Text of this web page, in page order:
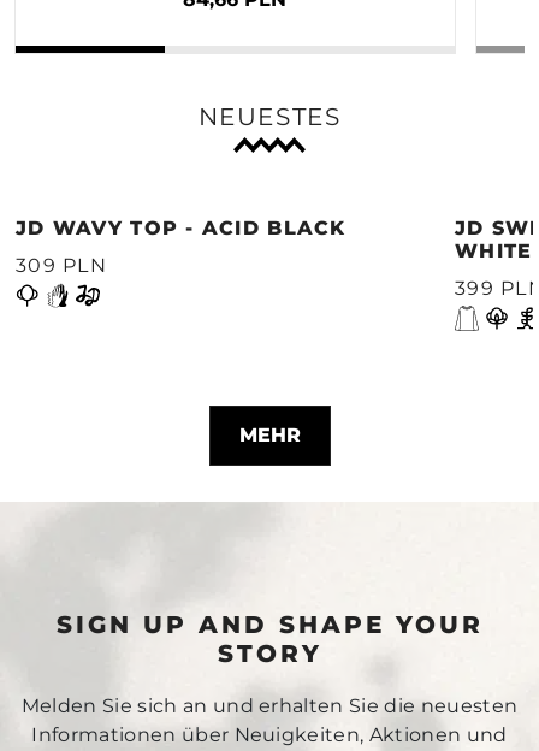
NEUESTES
JD WAVY TOP - ACID BLACK
309 PLN
JD
WHITE
399
MEHR
SIGN UP AND SHAPE YOUR
STORY
Melden Sie sich an und erhalten Sie die neuesten
Informationen über Neuigkeiten, Aktionen und